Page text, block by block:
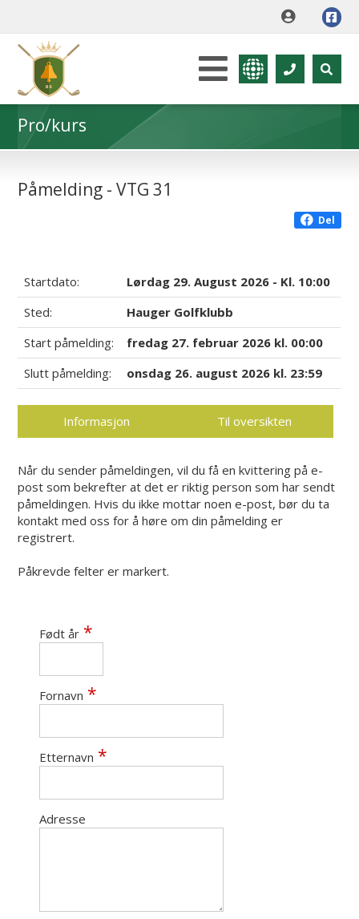
Pro/kurs
Påmelding - VTG 31
Del
Startdato:
Lørdag 29. August 2026 - Kl. 10:00
Sted:
Hauger Golfklubb
Start påmelding:
fredag 27. februar 2026 kl. 00:00
Slutt påmelding:
onsdag 26. august 2026 kl. 23:59
Informasjon Til oversikten
Når du sender påmeldingen, vil du få en kvittering på e-
post som bekrefter at det er riktig person som har sendt
påmeldingen. Hvis du ikke mottar noen e-post, bør du ta
kontakt med oss for å høre om din påmelding er
registrert.
Påkrevde felter er markert.
Født år
Fornavn
Etternavn
Adresse